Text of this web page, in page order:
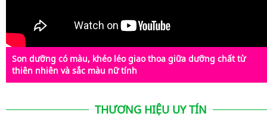
Son dưỡng có màu, khéo léo giao thoa giữa dưỡng chất từ
thiên nhiên và sắc màu nữ tính
THƯƠNG HIỆU UY TÍN